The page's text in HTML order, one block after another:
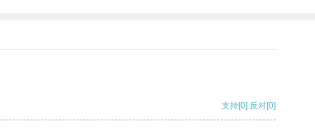
支持[0] 反对[0]